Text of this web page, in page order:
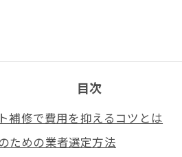
目次
補修で費用を抑えるコツとは
ための業者選定方法